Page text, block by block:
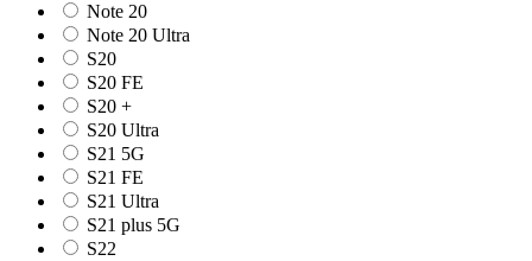
Note 20
Note 20 Ultra
S20
S20 FE
S20 +
S20 Ultra
S21 5G
S21 FE
S21 Ultra
S21 plus 5G
S22